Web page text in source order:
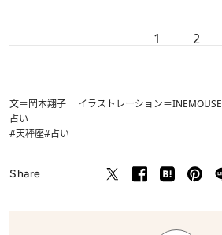
1 2
文＝岡本翔子 イラストレーション＝INEMOUSE
占い
#天秤座#占い
Share